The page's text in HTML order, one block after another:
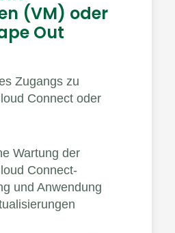
(VM) oder
Out
Zugangs zu
Connect oder
Wartung der
Connect-
und Anwendung